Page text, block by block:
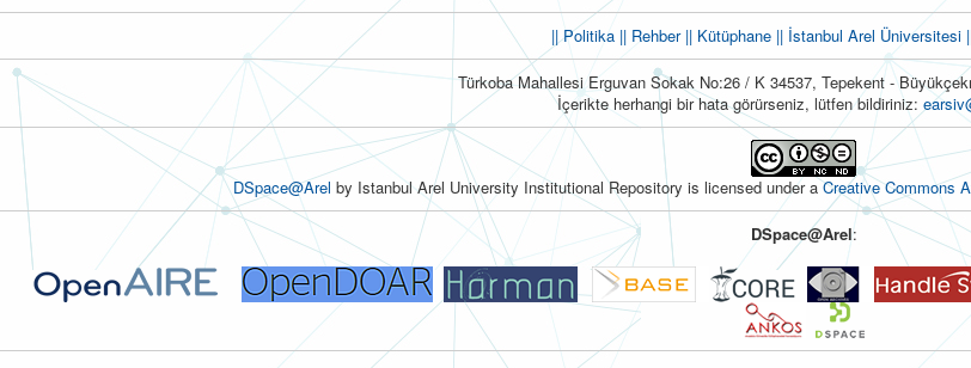
|| Politika|| Rehber|| Kütüphane|| İstanbul Arel Üniversitesi
Türkoba Mahallesi Erguvan Sokak No:26 / K 34537, Tepekent -
İçerikte herhangi bir hata görürseniz, lütfen bildiriniz:
DSpace@Arel by Istanbul Arel University Institutional Repository is licensed under aCreative Commons
DSpace@Arel: